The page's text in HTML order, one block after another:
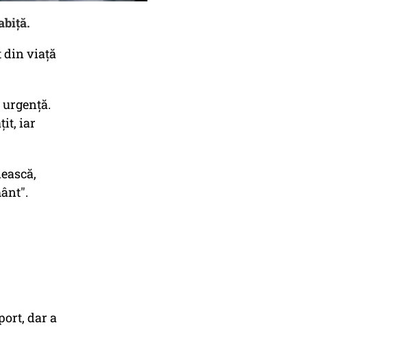
din viață
iar
dar a